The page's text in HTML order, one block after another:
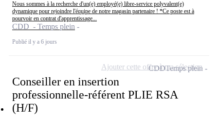
Nous sommes à la recherche d'un(e) employé(e) libre-service polyvalent(e)
dynamique pour rejoindre l'équipe de notre magasin partenaire ! *Ce poste est à
pourvoir en contrat d'apprentissage...
CDD - Temps plein
Publié il y a 6 jours
Conseiller en insertion
professionnelle-référent PLIE RSA
(H/F)
CDDTemps plein
Ajouter cette offre à ma sélection